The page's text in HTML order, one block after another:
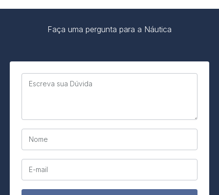
Faça uma pergunta para a Náutica
Escreva sua Dúvida
Nome
E-mail